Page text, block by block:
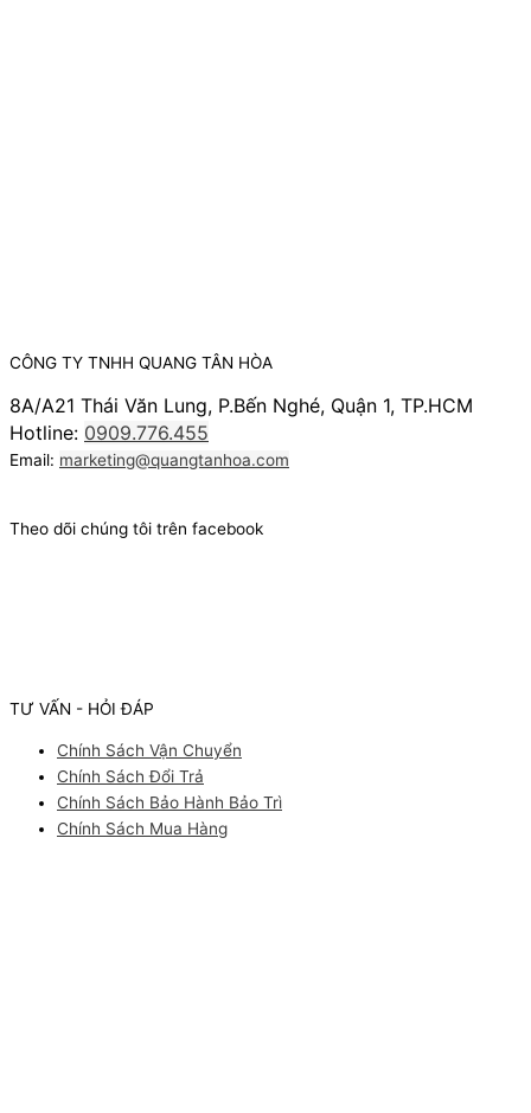
CÔNG TY TNHH QUANG TÂN HÒA
8A/A21 Thái Văn Lung, P.Bến Nghé, Quận 1, TP.HCM
Hotline: 0909.776.455
Email: marketing@quangtanhoa.com
Theo dõi chúng tôi trên facebook
TƯ VẤN - HỎI ĐÁP
Chính Sách Vận Chuyển
Chính Sách Đổi Trả
Chính Sách Bảo Hành Bảo Trì
Chính Sách Mua Hàng